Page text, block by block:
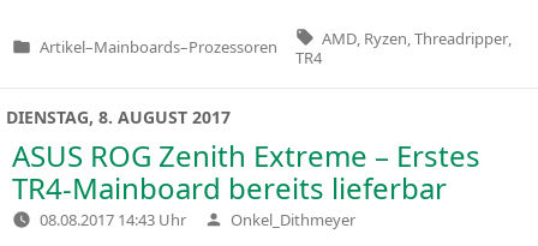
Veröffentlicht
Artikel–Mainboards–Prozessoren
Tags:
AMD Ryzen Threadripper
TR4
DIENSTAG, 8. AUGUST 2017
ASUS ROG Zenith Extreme – Erstes
TR4-Mainboard bereits lieferbar
08.08.2017 14:43 Uhr Verfasst
von
Onkel_Dithmeyer